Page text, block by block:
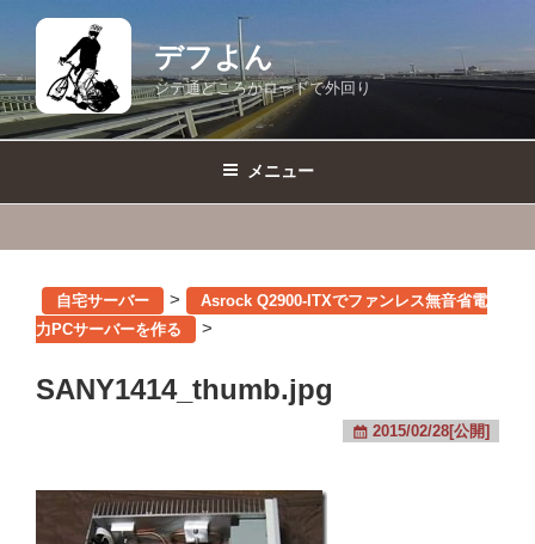
テ
ン
ツ
デフよん
ジテ通どころかロードで外回り
メニュー
自宅サーバー >
Asrock Q2900-ITXでファンレス無音省電
力PCサーバーを作る
>
SANY1414_thumb.jpg
2015/02/28[公開]